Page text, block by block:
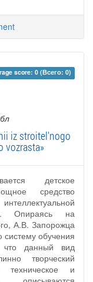
score: 0 (Всего: 0)
iz stroitel'nogo
vozrasta»
детское
средство
Опираясь на
А.В. Запорожца
систему обучения
что данный вид
творческий
и